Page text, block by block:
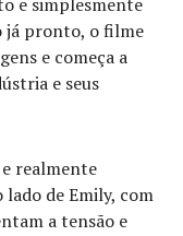
já pronto, o filme
e começa a
e seus
realmente
lado de Emily, com
a tensão e